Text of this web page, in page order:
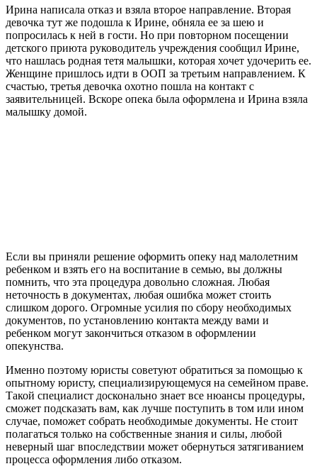
Ирина написала отказ и взяла второе направление. Вторая
девочка тут же подошла к Ирине, обняла ее за шею и
попросилась к ней в гости. Но при повторном посещении
детского приюта руководитель учреждения сообщил Ирине,
что нашлась родная тетя малышки, которая хочет удочерить ее.
Женщине пришлось идти в ООП за третьим направлением. К
счастью, третья девочка охотно пошла на контакт с
заявительницей. Вскоре опека была оформлена и Ирина взяла
малышку домой.
Если вы приняли решение оформить опеку над малолетним
ребенком и взять его на воспитание в семью, вы должны
помнить, что эта процедура довольно сложная. Любая
неточность в документах, любая ошибка может стоить
слишком дорого. Огромные усилия по сбору необходимых
документов, по установлению контакта между вами и
ребенком могут закончиться отказом в оформлении
опекунства.
Именно поэтому юристы советуют обратиться за помощью к
опытному юристу, специализирующемуся на семейном праве.
Такой специалист досконально знает все нюансы процедуры,
сможет подсказать вам, как лучше поступить в том или ином
случае, поможет собрать необходимые документы. Не стоит
полагаться только на собственные знания и силы, любой
неверный шаг впоследствии может обернуться затягиванием
процесса оформления либо отказом.